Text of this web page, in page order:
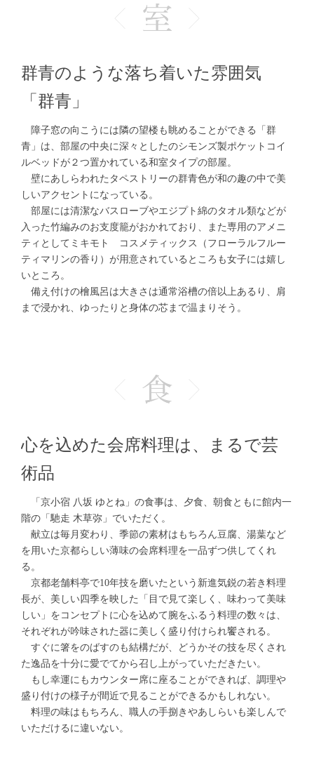
群青のような落ち着いた雰囲気
「群青」
障子窓の向こうには隣の望楼も眺めることができる「群
青」は、部屋の中央に深々としたのシモンズ製ポケットコイ
ルベッドが２つ置かれている和室タイプの部屋。
壁にあしらわれたタペストリーの群青色が和の趣の中で美
しいアクセントになっている。
部屋には清潔なバスローブやエジプト綿のタオル類などが
入った竹編みのお支度籠がおかれており、また専用のアメニ
ティとしてミキモト コスメティックス（フローラルフルー
ティマリンの香り）が用意されているところも女子には嬉し
いところ。
備え付けの檜風呂は大きさは通常浴槽の倍以上あるり、肩
まで浸かれ、ゆったりと身体の芯まで温まりそう。
心を込めた会席料理は、まるで芸
術品
「京小宿 八坂 ゆとね」の食事は、夕食、朝食ともに館内一
階の「馳走 木草弥」でいただく。
献立は毎月変わり、季節の素材はもちろん豆腐、湯葉など
を用いた京都らしい薄味の会席料理を一品ずつ供してくれ
る。
京都老舗料亭で10年技を磨いたという新進気鋭の若き料理
長が、美しい四季を映した「目で見て楽しく、味わって美味
しい」をコンセプトに心を込めて腕をふるう料理の数々は、
それぞれが吟味された器に美しく盛り付けられ饗される。
すぐに箸をのばすのも結構だが、どうかその技を尽くされ
た逸品を十分に愛でてから召し上がっていただきたい。
もし幸運にもカウンター席に座ることができれば、調理や
盛り付けの様子が間近で見ることができるかもしれない。
料理の味はもちろん、職人の手捌きやあしらいも楽しんで
いただけるに違いない。